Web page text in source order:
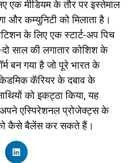
एक मीडियम के तौर पर इस्तेमाल
और कम्युनिटी को मिलाता है।
के लिए एक स्टार्ट-अप पिच
साल की लगातार कोशिश के
बन गया है जो पूरे भारत के
कॅरियर के दबाव के
को इकट्ठा किया, यह
अपने एस्पिरेशनल प्रोजेक्ट्स के
कैसे बैलेंस कर सकते हैं।